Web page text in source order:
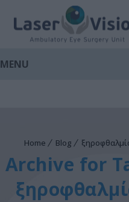
MENU
Home Blog
Archive for